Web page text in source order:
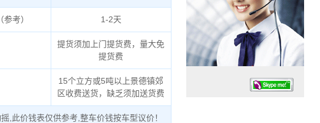
考） 1-2天
提货须加上门提货费，量大免
提货费
15个立方或5吨以上景德镇郊
区收费送货，缺乏须加送货费
,此价钱表仅供参考,整车价钱按车型议价！